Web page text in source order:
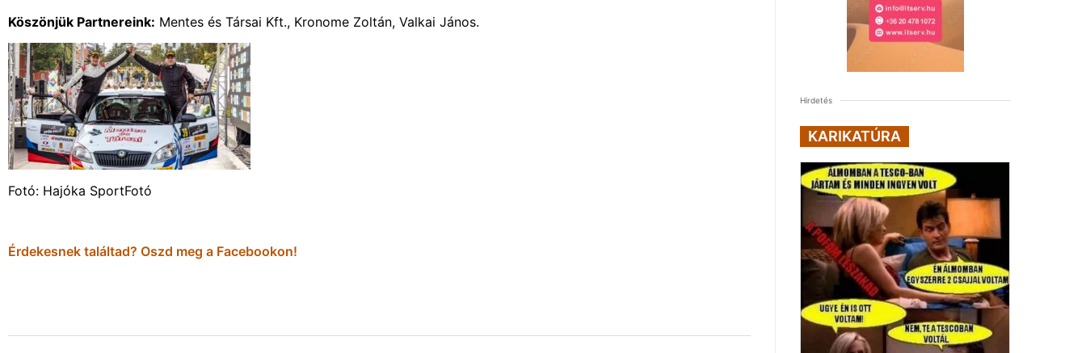
Köszönjük Partnereink: Mentes és Társai Kft., Kronome Zoltán, Valkai János.
Fotó: Hajóka SportFotó
Érdekesnek találtad? Oszd meg a Facebookon!
Hirdetés
KARIKATÚRA